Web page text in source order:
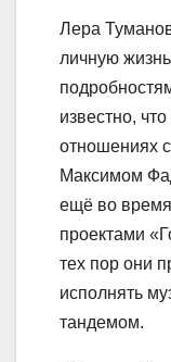
Лера
личную
известно,
отношениях
Максимом
ещё во
проектами
тех пор они
исполнять
тандемом.